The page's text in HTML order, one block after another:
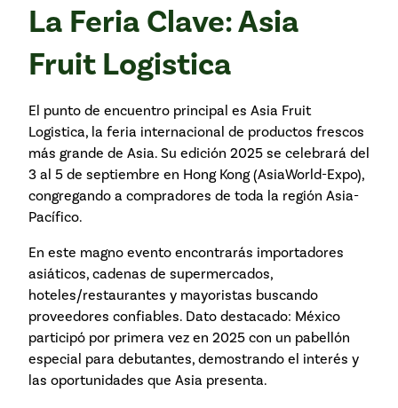
La Feria Clave: Asia
Fruit Logistica
El punto de encuentro principal es Asia Fruit
Logistica, la feria internacional de productos frescos
más grande de Asia. Su edición 2025 se celebrará del
3 al 5 de septiembre en Hong Kong (AsiaWorld-Expo),
congregando a compradores de toda la región Asia-
Pacífico.
En este magno evento encontrarás importadores
asiáticos, cadenas de supermercados,
hoteles/restaurantes y mayoristas buscando
proveedores confiables. Dato destacado: México
participó por primera vez en 2025 con un pabellón
especial para debutantes, demostrando el interés y
las oportunidades que Asia presenta.